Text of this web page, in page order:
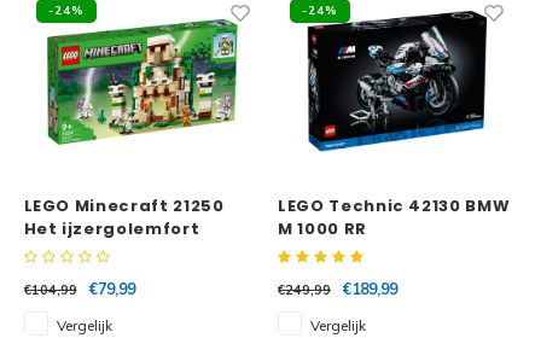
-24%
LEGO Minecraft 21250
Het ijzergolemfort
€104,99
€79,99
Vergelijk
-24%
LEGO Technic 42130 BMW
M 1000 RR
€249,99
€189,99
Vergelijk